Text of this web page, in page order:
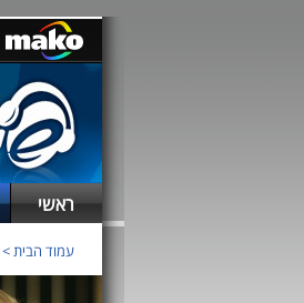
ראשי
עמוד הבית>